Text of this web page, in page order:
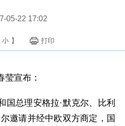
05-22 17:02
小 】 打印
宣布：
总理安格拉·默克尔、比利
邀请并经中欧双方商定，国